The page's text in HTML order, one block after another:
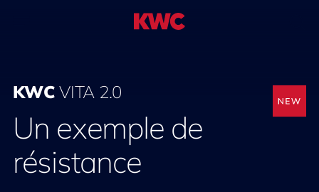
KWCVITA 2.0
Un exemple de
résistance